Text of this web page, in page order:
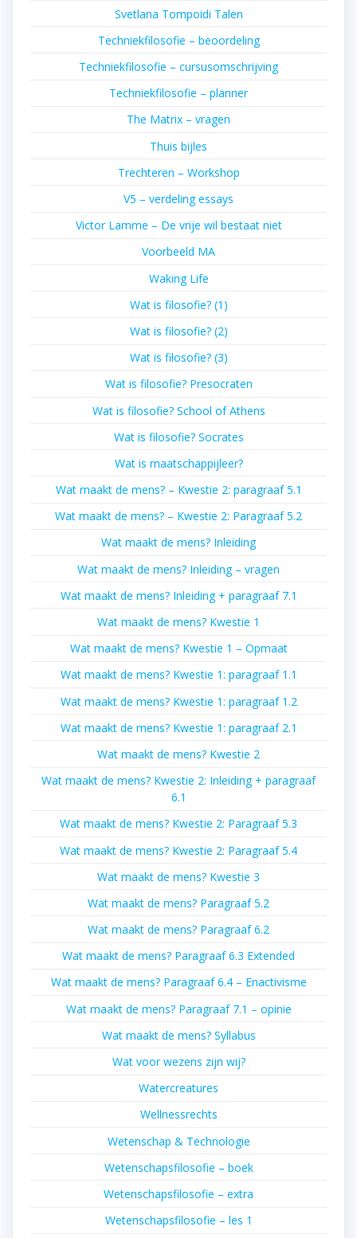
Svetlana Tompoidi Talen
Techniekfilosofie – beoordeling
Techniekfilosofie – cursusomschrijving
Techniekfilosofie – planner
The Matrix – vragen
Thuis bijles
Trechteren – Workshop
V5 – verdeling essays
Victor Lamme – De vrije wil bestaat niet
Voorbeeld MA
Waking Life
Wat is filosofie? (1)
Wat is filosofie? (2)
Wat is filosofie? (3)
Wat is filosofie? Presocraten
Wat is filosofie? School of Athens
Wat is filosofie? Socrates
Wat is maatschappijleer?
Wat maakt de mens? – Kwestie 2: paragraaf 5.1
Wat maakt de mens? – Kwestie 2: Paragraaf 5.2
Wat maakt de mens? Inleiding
Wat maakt de mens? Inleiding – vragen
Wat maakt de mens? Inleiding + paragraaf 7.1
Wat maakt de mens? Kwestie 1
Wat maakt de mens? Kwestie 1 – Opmaat
Wat maakt de mens? Kwestie 1: paragraaf 1.1
Wat maakt de mens? Kwestie 1: paragraaf 1.2
Wat maakt de mens? Kwestie 1: paragraaf 2.1
Wat maakt de mens? Kwestie 2
Wat maakt de mens? Kwestie 2: Inleiding + paragraaf
6.1
Wat maakt de mens? Kwestie 2: Paragraaf 5.3
Wat maakt de mens? Kwestie 2: Paragraaf 5.4
Wat maakt de mens? Kwestie 3
Wat maakt de mens? Paragraaf 5.2
Wat maakt de mens? Paragraaf 6.2
Wat maakt de mens? Paragraaf 6.3 Extended
Wat maakt de mens? Paragraaf 6.4 – Enactivisme
Wat maakt de mens? Paragraaf 7.1 – opinie
Wat maakt de mens? Syllabus
Wat voor wezens zijn wij?
Watercreatures
Wellnessrechts
Wetenschap & Technologie
Wetenschapsfilosofie – boek
Wetenschapsfilosofie – extra
Wetenschapsfilosofie – les 1